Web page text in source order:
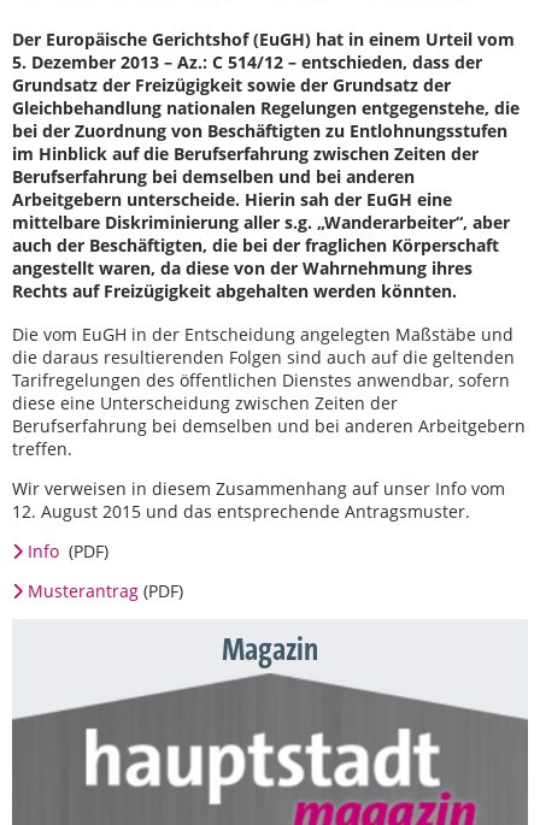
Der Europäische Gerichtshof (EuGH) hat in einem Urteil vom
5. Dezember 2013 – Az.: C 514/12 – entschieden, dass der
Grundsatz der Freizügigkeit sowie der Grundsatz der
Gleichbehandlung nationalen Regelungen entgegenstehe, die
bei der Zuordnung von Beschäftigten zu Entlohnungsstufen
im Hinblick auf die Berufserfahrung zwischen Zeiten der
Berufserfahrung bei demselben und bei anderen
Arbeitgebern unterscheide. Hierin sah der EuGH eine
mittelbare Diskriminierung aller s.g. „Wanderarbeiter“, aber
auch der Beschäftigten, die bei der fraglichen Körperschaft
angestellt waren, da diese von der Wahrnehmung ihres
Rechts auf Freizügigkeit abgehalten werden könnten.
Die vom EuGH in der Entscheidung angelegten Maßstäbe und
die daraus resultierenden Folgen sind auch auf die geltenden
Tarifregelungen des öffentlichen Dienstes anwendbar, sofern
diese eine Unterscheidung zwischen Zeiten der
Berufserfahrung bei demselben und bei anderen Arbeitgebern
treffen.
Wir verweisen in diesem Zusammenhang auf unser Info vom
12. August 2015 und das entsprechende Antragsmuster.
Info (PDF)
Musterantrag (PDF)
Magazin